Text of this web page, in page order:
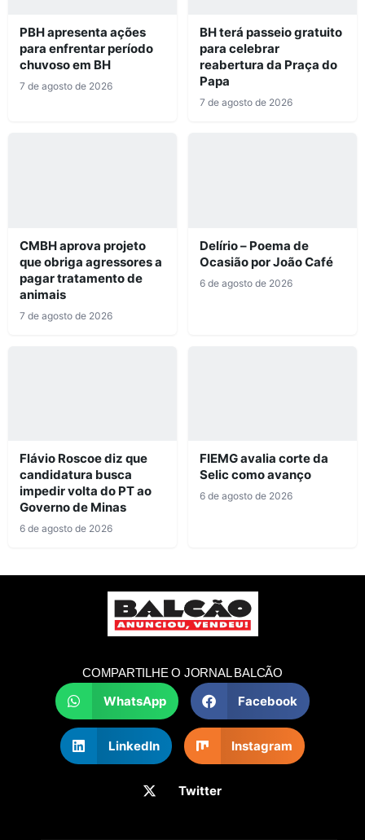
PBH apresenta ações
para enfrentar período
chuvoso em BH
7 de agosto de 2026
BH terá passeio gratuito
para celebrar
reabertura da Praça do
Papa
7 de agosto de 2026
CMBH aprova projeto
que obriga agressores a
pagar tratamento de
animais
7 de agosto de 2026
Delírio – Poema de
Ocasião por João Café
6 de agosto de 2026
Flávio Roscoe diz que
candidatura busca
impedir volta do PT ao
Governo de Minas
6 de agosto de 2026
FIEMG avalia corte da
Selic como avanço
6 de agosto de 2026
COMPARTILHE O JORNAL BALCÃO
WhatsApp Facebook
LinkedIn Instagram
Twitter